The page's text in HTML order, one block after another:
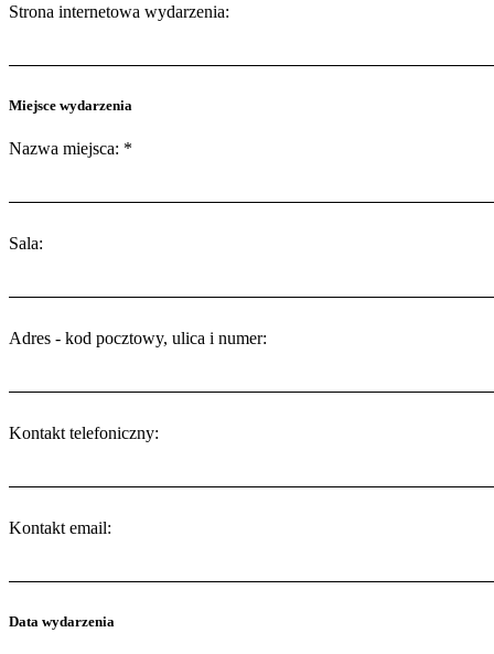
Strona internetowa wydarzenia:
Miejsce wydarzenia
Nazwa miejsca: *
Sala:
Adres - kod pocztowy, ulica i numer:
Kontakt telefoniczny:
Kontakt email:
Data wydarzenia